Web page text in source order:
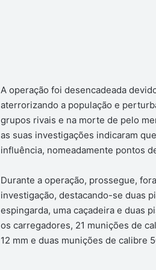
A operação foi desencadeada
aterrorizando a população e
grupos rivais e na morte de pelo
as suas investigações indicaram
influência, nomeadamente pontos
Durante a operação, prossegue,
investigação, destacando-se duas
espingarda, uma caçadeira e duas
os carregadores, 21 munições de
12 mm e duas munições de calibre